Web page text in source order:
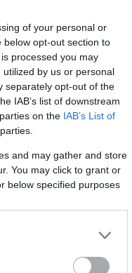
of your personal or
opt-out section to
processed you may
by us or personal
separately opt-out of the
IAB’s list of downstream
on the IAB’s List of
and may gather and store
You may click to grant or
below specified purposes
Futurista -
Nincs